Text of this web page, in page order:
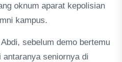
oknum aparat kepolisian
kampus.
sebelum demo bertemu
antaranya seniornya di